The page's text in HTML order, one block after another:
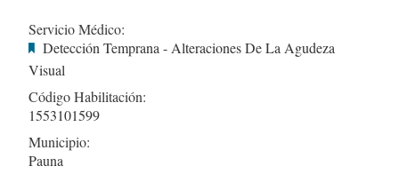
Servicio Médico:
Detección Temprana - Alteraciones De La Agudeza
Visual
Código Habilitación:
1553101599
Municipio:
Pauna